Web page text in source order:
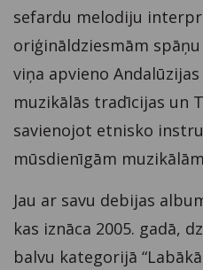
sefardu melodiju
oriģināldziesmām spāņu
viņa apvieno
muzikālās tradīcijas un
savienojot etnisko
mūsdienīgām
Jau ar savu debijas
kas iznāca 2005. gadā,
balvu kategorijā